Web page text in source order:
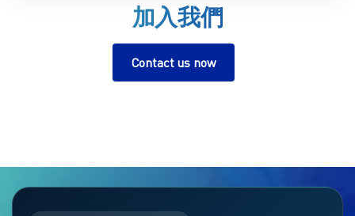
加入我們
Contact us now